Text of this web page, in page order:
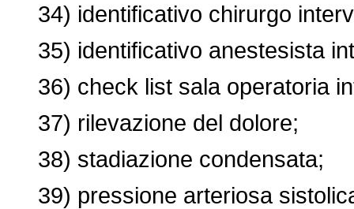
34) identificativo chirurgo
35) identificativo anestesista
36) check list sala operatoria
37) rilevazione del dolore;
38) stadiazione condensata;
39) pressione arteriosa